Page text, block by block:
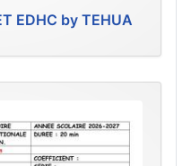
EDHC by TEHUA